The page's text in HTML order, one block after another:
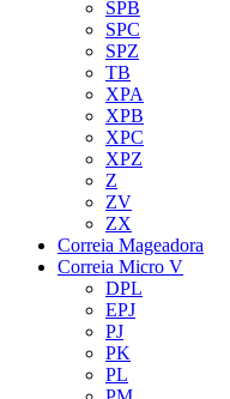
SPB
SPC
SPZ
TB
XPA
XPB
XPC
XPZ
Z
ZV
ZX
Correia Mageadora
Correia Micro V
DPL
EPJ
PJ
PK
PL